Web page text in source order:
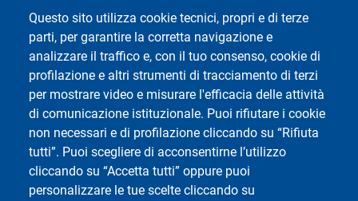
Questo sito utilizza cookie tecnici, propri e di terze
parti, per garantire la corretta navigazione e
analizzare il traffico e, con il tuo consenso, cookie di
profilazione e altri strumenti di tracciamento di terzi
per mostrare video e misurare l'efficacia delle attività
di comunicazione istituzionale. Puoi rifiutare i cookie
non necessari e di profilazione cliccando su “Rifiuta
tutti”. Puoi scegliere di acconsentirne l’utilizzo
cliccando su “Accetta tutti” oppure puoi
personalizzare le tue scelte cliccando su
Cookie settings
Rilevamento Presenze
Valutazione Qualità
Didattica
Social del corso di laurea